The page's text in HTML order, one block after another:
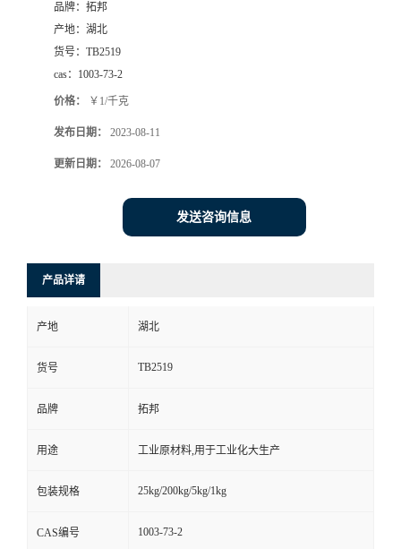
品牌： 拓邦
产地： 湖北
货号： TB2519
cas： 1003-73-2
价格： ￥1/千克
发布日期： 2023-08-11
更新日期： 2026-08-07
发送咨询信息
产品详请
产地 湖北
货号 TB2519
品牌 拓邦
用途 工业原材料,用于工业化大生产
包装规格 25kg/200kg/5kg/1kg
CAS编号 1003-73-2